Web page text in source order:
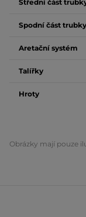
Střední část
Spodní část trubky
Aretační systém
Talířky
Hroty
Obrázky mají pouze